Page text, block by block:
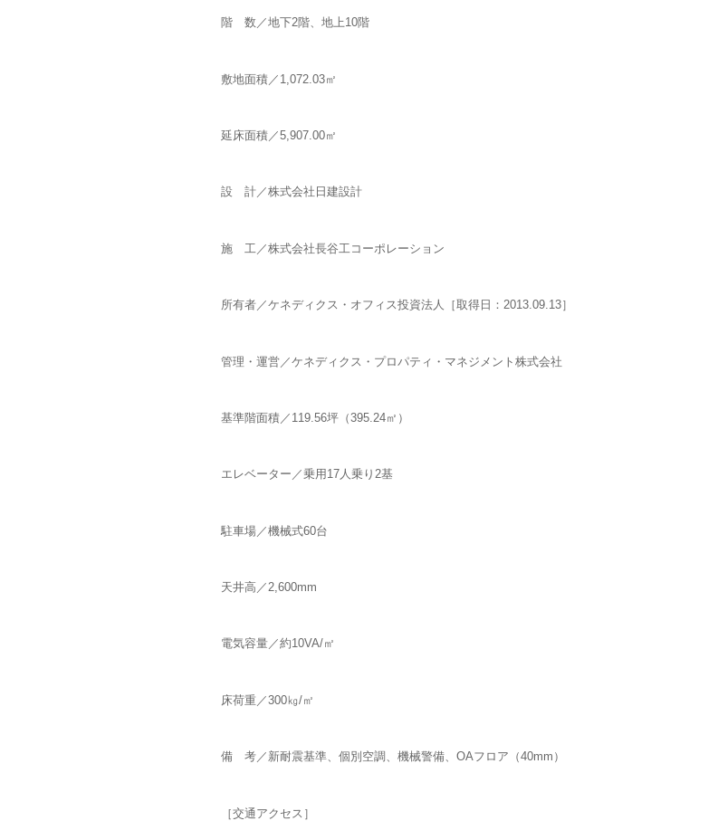
階 数／地下2階、地上10階
敷地面積／1,072.03㎡
延床面積／5,907.00㎡
設 計／株式会社日建設計
施 工／株式会社長谷工コーポレーション
所有者／ケネディクス・オフィス投資法人［取得日：2013.09.13］
管理・運営／ケネディクス・プロパティ・マネジメント株式会社
基準階面積／119.56坪（395.24㎡）
エレベーター／乗用17人乗り2基
駐車場／機械式60台
天井高／2,600mm
電気容量／約10VA/㎡
床荷重／300㎏/㎡
備 考／新耐震基準、個別空調、機械警備、OAフロア（40mm）
［交通アクセス］